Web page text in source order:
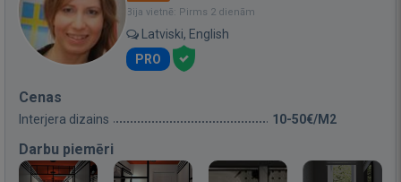
Bija vietnē: Pirms 2 dienām
Latviski, English
PRO
Cenas
Interjera dizains 10-50€/M2
Darbu piemēri